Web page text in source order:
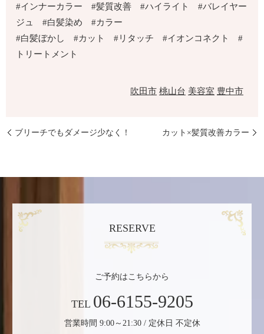
#インナーカラー #髪質改善 #ハイライト #バレイヤー
ジュ #白髪染め #カラー
#白髪ぼかし #カット #リタッチ #イオンコネクト #
トリートメント
吹田市 桃山台 美容室 豊中市
ブリーチでもダメージ少なく！ カット×髪質改善カラー
RESERVE
ご予約はこちらから
TEL 06-6155-9205
営業時間 9:00～21:30 / 定休日 不定休